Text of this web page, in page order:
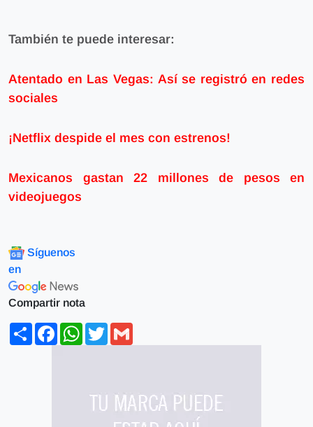
También te puede interesar:
Atentado en Las Vegas: Así se registró en redes
sociales
¡Netflix despide el mes con estrenos!
Mexicanos gastan 22 millones de pesos en
videojuegos
Síguenos
en
Compartir nota
ShareFacebookWhatsApp
Twitter